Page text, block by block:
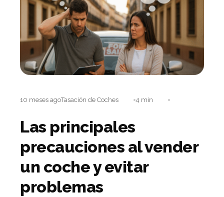
10 meses agoTasación de Coches 4 min
Las principales
precauciones al vender
un coche y evitar
problemas